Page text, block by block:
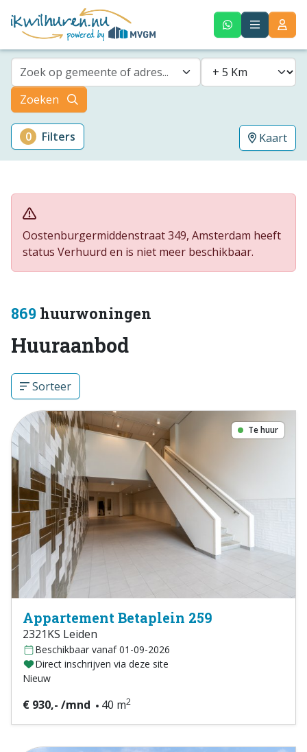
Zoek op gemeente of adres...
Zoeken
0 Filters Kaart
Oostenburgermiddenstraat 349, Amsterdam heeft
status Verhuurd en is niet meer beschikbaar.
869 huurwoningen
Huuraanbod
Sorteer
Te huur
Appartement Betaplein 259
2321KS Leiden
Beschikbaar vanaf 01-09-2026
Direct inschrijven via deze site
Nieuw
€ 930,- /mnd 40 m2